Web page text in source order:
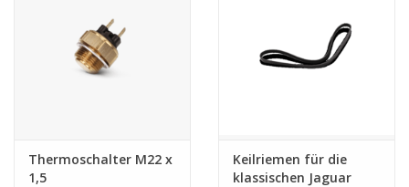
Thermoschalter M22 x
1,5
Keilriemen für die
klassischen Jaguar